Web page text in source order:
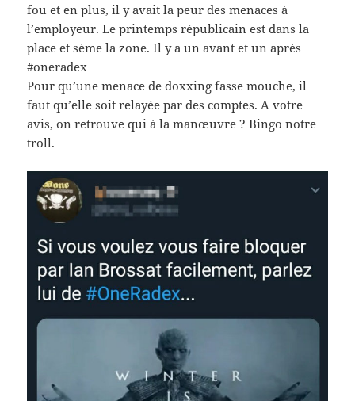
fou et en plus, il y avait la peur des menaces à
l’employeur. Le printemps républicain est dans la
place et sème la zone. Il y a un avant et un après
#oneradex
Pour qu’une menace de doxxing fasse mouche, il
faut qu’elle soit relayée par des comptes. A votre
avis, on retrouve qui à la manœuvre ? Bingo notre
troll.